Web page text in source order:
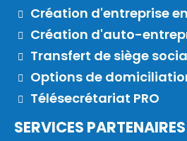
Création d'entreprise
Création d'auto-
Transfert de siège
Options de
Télésecrétariat PRO
SERVICES PARTENAIRES